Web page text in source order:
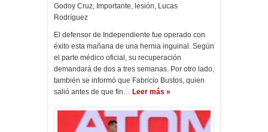
Godoy Cruz, Importante, lesión, Lucas
Rodríguez
El defensor de Independiente fue operado con
éxito esta mañana de una hernia inguinal. Según
el parte médico oficial, su recuperación
demandará de dos a tres semanas. Por otro lado,
también se informó que Fabricio Bustos, quien
salió antes de que fin… Leer más »